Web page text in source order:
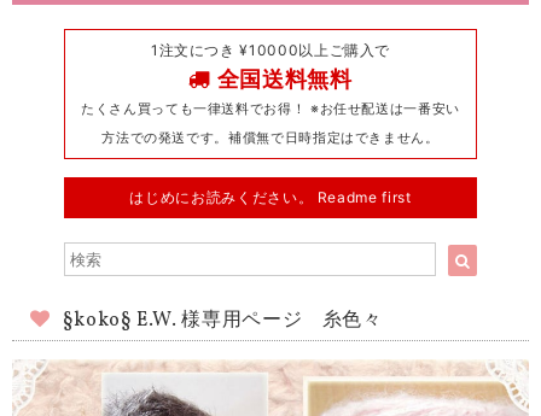
1注文につき ¥10000以上ご購入で
全国送料無料
たくさん買っても一律送料でお得！ ※お任せ配送は一番安い
方法での発送です。補償無で日時指定はできません。
はじめにお読みください。 Readme first
§koko§ E.W. 様専用ページ 糸色々